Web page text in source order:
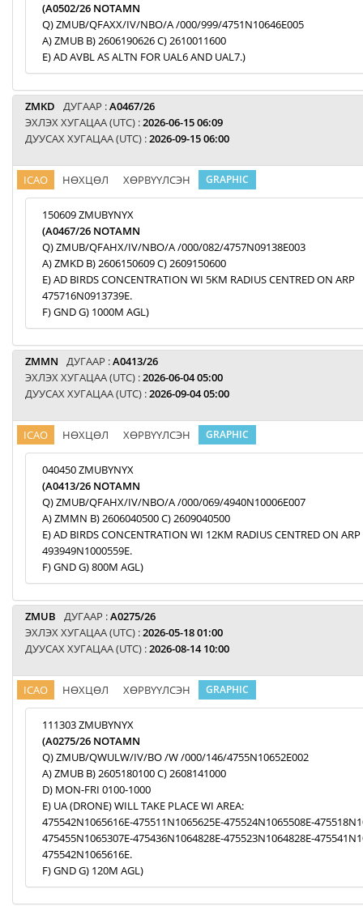
(A0502/26 NOTAMN
Q) ZMUB/QFAXX/IV/NBO/A /000/999/4751N10646E005
A) ZMUB B) 2606190626 C) 2610011600
E) AD AVBL AS ALTN FOR UAL6 AND UAL7.)
ZMKD ДУГААР :A0467/26
ЭХЛЭХ ХУГАЦАА (UTC) :2026-06-15 06:09
ДУУСАХ ХУГАЦАА (UTC) :2026-09-15 06:00
ICAO НӨХЦӨЛ ХӨРВҮҮЛСЭН GRAPHIC
150609 ZMUBYNYX
(A0467/26 NOTAMN
Q) ZMUB/QFAHX/IV/NBO/A /000/082/4757N09138E003
A) ZMKD B) 2606150609 C) 2609150600
E) AD BIRDS CONCENTRATION WI 5KM RADIUS CENTRED ON ARP
475716N0913739E.
F) GND G) 1000M AGL)
ZMMN ДУГААР :A0413/26
ЭХЛЭХ ХУГАЦАА (UTC) :2026-06-04 05:00
ДУУСАХ ХУГАЦАА (UTC) :2026-09-04 05:00
ICAO НӨХЦӨЛ ХӨРВҮҮЛСЭН GRAPHIC
040450 ZMUBYNYX
(A0413/26 NOTAMN
Q) ZMUB/QFAHX/IV/NBO/A /000/069/4940N10006E007
A) ZMMN B) 2606040500 C) 2609040500
E) AD BIRDS CONCENTRATION WI 12KM RADIUS CENTRED ON ARP
493949N1000559E.
F) GND G) 800M AGL)
ZMUB ДУГААР :A0275/26
ЭХЛЭХ ХУГАЦАА (UTC) :2026-05-18 01:00
ДУУСАХ ХУГАЦАА (UTC) :2026-08-14 10:00
ICAO НӨХЦӨЛ ХӨРВҮҮЛСЭН GRAPHIC
111303 ZMUBYNYX
(A0275/26 NOTAMN
Q) ZMUB/QWULW/IV/BO /W /000/146/4755N10652E002
A) ZMUB B) 2605180100 C) 2608141000
D) MON-FRI 0100-1000
E) UA (DRONE) WILL TAKE PLACE WI AREA:
475542N1065616E-475511N1065625E-475524N1065508E-
475455N1065307E-475436N1064828E-475523N1064828E-
475542N1065616E.
F) GND G) 120M AGL)